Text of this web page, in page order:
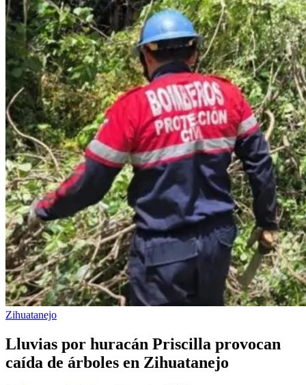
Zihuatanejo
Lluvias por huracán Priscilla provocan
caída de árboles en Zihuatanejo